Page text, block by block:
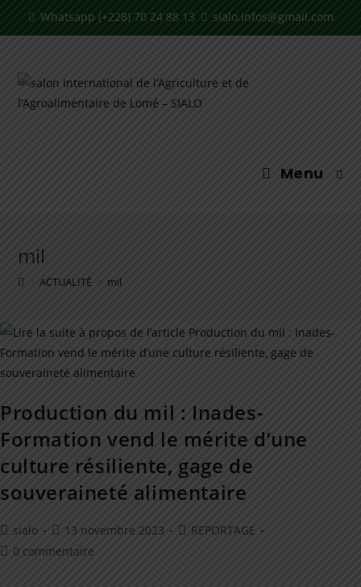
Whatsapp (+228) 70 24 88 13 sialo.infos@gmail.com
Menu
mil
ACTUALITÉ mil
Production du mil : Inades-
Formation vend le mérite d’une
culture résiliente, gage de
souveraineté alimentaire
sialo 13 novembre 2023
REPORTAGE
0 commentaire